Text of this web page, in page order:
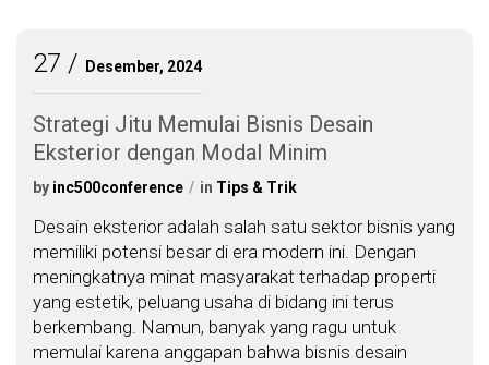
27 Desember, 2024
Strategi Jitu Memulai Bisnis Desain
Eksterior dengan Modal Minim
by inc500conference in Tips & Trik
Desain eksterior adalah salah satu sektor bisnis yang
memiliki potensi besar di era modern ini. Dengan
meningkatnya minat masyarakat terhadap properti
yang estetik, peluang usaha di bidang ini terus
berkembang. Namun, banyak yang ragu untuk
memulai karena anggapan bahwa bisnis desain